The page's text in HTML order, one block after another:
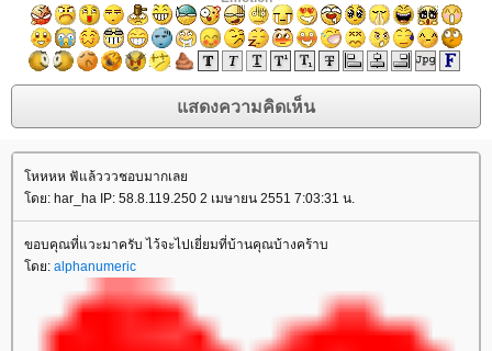
หหหห ฟัแล้วววชอบมากเล
ดย: har_ha IP: 58.8.119.250 2 เมษายน 2551 7:03:31 น.
ขอบคุณที่แวะมาครับ ไว้จะไปเยี่ยมที่บ้านคุณบ้างคร้าบ
ดย: alphanumeric